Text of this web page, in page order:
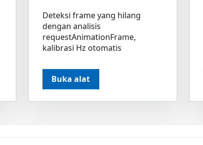
Deteksi frame yang hilang
dengan analisis
requestAnimationFrame,
kalibrasi Hz otomatis
Buka alat